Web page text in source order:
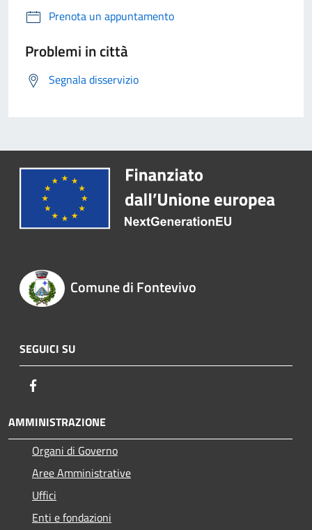
Prenota un appuntamento
Problemi in città
Segnala disservizio
Comune di Fontevivo
SEGUICI SU
AMMINISTRAZIONE
Organi di Governo
Aree Amministrative
Uffici
Enti e fondazioni